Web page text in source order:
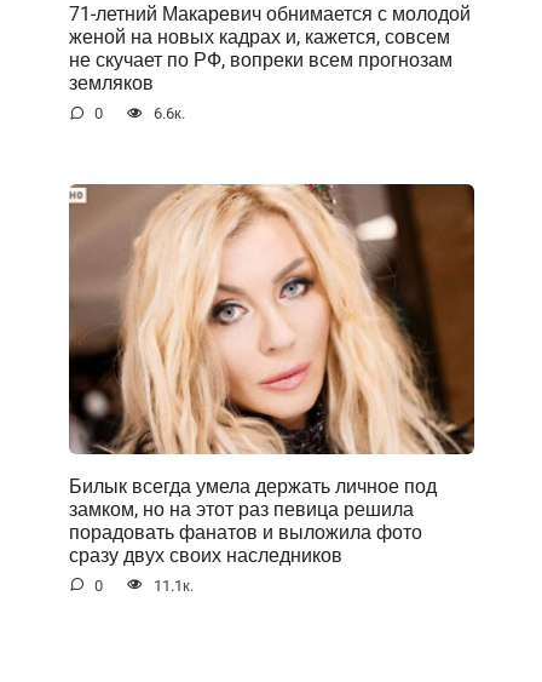
71-летний Макаревич обнимается с молодой
женой на новых кадрах и, кажется, совсем
не скучает по РФ, вопреки всем прогнозам
земляков
0 6.6к.
Билык всегда умела держать личное под
замком, но на этот раз певица решила
порадовать фанатов и выложила фото
сразу двух своих наследников
0 11.1к.